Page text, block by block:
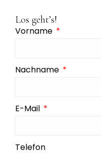
Los geht’s!
Vorname
Nachname
E-Mail
Telefon